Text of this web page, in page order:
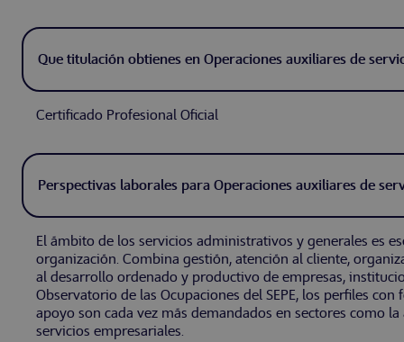
Que titulación obtienes en Operaciones auxiliares de
Certificado Profesional Oficial
Perspectivas laborales para Operaciones auxiliares de
El ámbito de los servicios administrativos y generales es
organización. Combina gestión, atención al cliente,
al desarrollo ordenado y productivo de empresas,
Observatorio de las Ocupaciones del SEPE, los perfiles
apoyo son cada vez más demandados en sectores como
servicios empresariales.